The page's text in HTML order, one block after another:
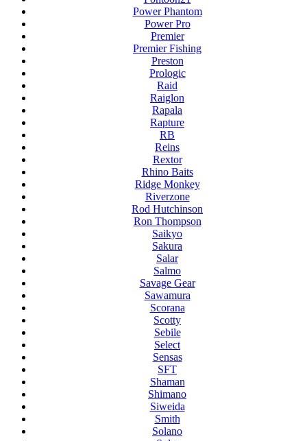
Power Phantom
Power Pro
Premier
Premier Fishing
Preston
Prologic
Raid
Raiglon
Rapala
Rapture
RB
Reins
Rextor
Rhino Baits
Ridge Monkey
Riverzone
Rod Hutchinson
Ron Thompson
Saikyo
Sakura
Salar
Salmo
Savage Gear
Sawamura
Scorana
Scotty
Sebile
Select
Sensas
SFT
Shaman
Shimano
Siweida
Smith
Solano